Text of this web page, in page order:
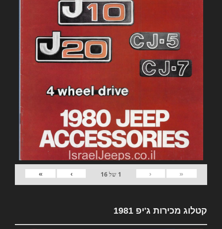
«
‹
1 של16
›
»
קטלוג מכירות ג'יפ 1981